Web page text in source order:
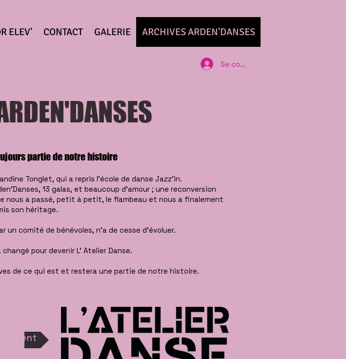
ELEV' CONTACT GALERIE ARCHIVES ARDEN'DANSES
Se connecter
partie de notre histoire
Tonglet, qui a repris l’école de danse Jazz’in.
13 galas, et beaucoup d’amour ; une reconversion
nous a passé, petit à petit, le flambeau et nous a finalement
son héritage.
un comité de bénévoles, n'a de cesse d'évoluer.
changé pour devenir L' Atelier Danse.
de ce qui est et restera une partie de notre histoire.
devient